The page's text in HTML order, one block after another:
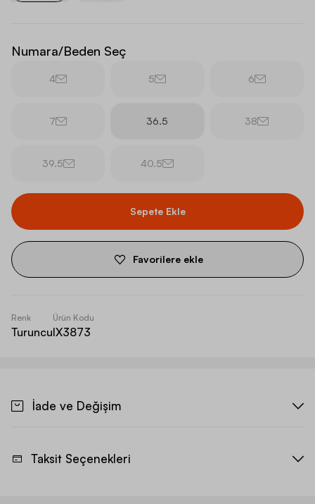
Numara/Beden Seç
4 5 6
7 36.5 38
39.5 40.5
Sepete Ekle
Favorilere ekle
Renk
Turuncu
Ürün Kodu
IX3873
İade ve Değişim
Taksit Seçenekleri